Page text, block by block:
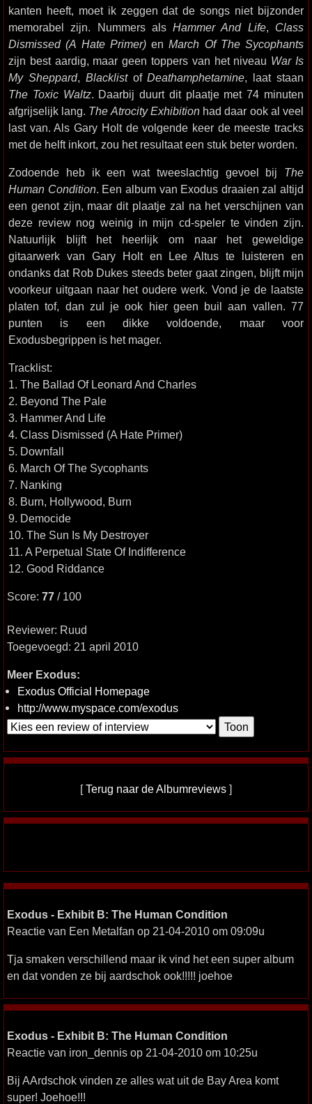
kanten heeft, moet ik zeggen dat de songs niet bijzonder
memorabel zijn. Nummers alsHammer And Life, Class
Dismissed (A Hate Primer)enMarch Of The Sycophants
zijn best aardig, maar geen toppers van het niveau War Is
My Sheppard, BlacklistofDeathamphetamine, laat staan
The Toxic Waltz. Daarbij duurt dit plaatje met 74 minuten
afgrijselijk lang. The Atrocity Exhibitionhad daar ook al veel
last van. Als Gary Holt de volgende keer de meeste tracks
met de helft inkort, zou het resultaat een stuk beter worden.
Zodoende heb ik een wat tweeslachtig gevoel bij The
Human Condition. Een album van Exodus draaien zal altijd
een genot zijn, maar dit plaatje zal na het verschijnen van
deze review nog weinig in mijn cd-speler te vinden zijn.
Natuurlijk blijft het heerlijk om naar het geweldige
gitaarwerk van Gary Holt en Lee Altus te luisteren en
ondanks dat Rob Dukes steeds beter gaat zingen, blijft mijn
voorkeur uitgaan naar het oudere werk. Vond je de laatste
platen tof, dan zul je ook hier geen buil aan vallen. 77
punten is een dikke voldoende, maar voor
Exodusbegrippen is het mager.
Tracklist:
1. The Ballad Of Leonard And Charles
2. Beyond The Pale
3. Hammer And Life
4. Class Dismissed (A Hate Primer)
5. Downfall
6. March Of The Sycophants
7. Nanking
8. Burn, Hollywood, Burn
9. Democide
10. The Sun Is My Destroyer
11. A Perpetual State Of Indifference
12. Good Riddance
Score: 77 / 100
Reviewer: Ruud
Toegevoegd: 21 april 2010
Meer Exodus:
Exodus Official Homepage
http://www.myspace.com/exodus
[Terug naar de Albumreviews ]
Exodus - Exhibit B: The Human Condition
Reactie van Een Metalfan op 21-04-2010 om 09:09u
Tja smaken verschillend maar ik vind het een super album
en dat vonden ze bij aardschok ook!!!!! joehoe
Exodus - Exhibit B: The Human Condition
Reactie van iron_dennis op 21-04-2010 om 10:25u
Bij AArdschok vinden ze alles wat uit de Bay Area komt
super! Joehoe!!!